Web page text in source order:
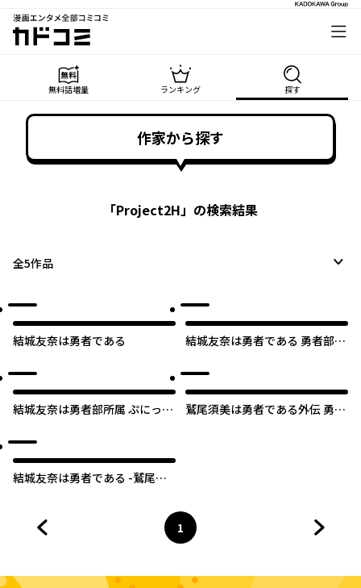
漫画エンタメ全部コミコミ
カドコミ
無料話増量 ランキング 探す
作家から探す
「Project2H」の検索結果
全5作品
結城友奈は勇者である
結城友奈は勇者である 勇者部び
結城友奈は勇者部所属 ぷにっ
鷲尾須美は勇者である外伝 勇者
結城友奈は勇者である -鷲尾須
ページ
1
へ